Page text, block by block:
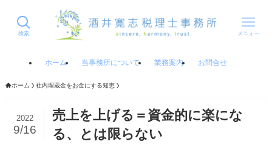
検索 メニュー
ホーム 当事務所について 業務案内 お問合せ
ホーム 社内埋蔵金をお金にする知恵
売上を上げる＝資金的に楽にな
る、とは限らない
2022
9/16